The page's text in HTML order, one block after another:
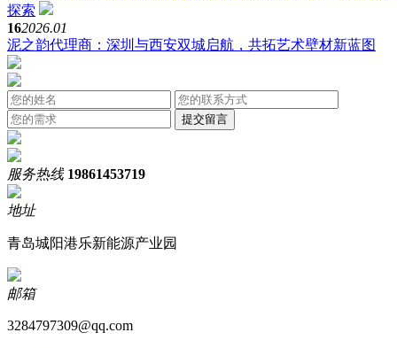
探索
162026.01
泥之韵代理商：深圳与西安双城启航，共拓艺术壁材新蓝图
服务热线 19861453719
地址
青岛城阳港乐新能源产业园
邮箱
3284797309@qq.com